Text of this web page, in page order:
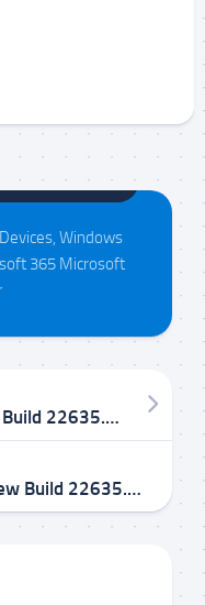
Windows
365 Microsoft
Windows 11 Insider Preview Build 22635.4435 KB5044377 no Canal Beta
Windows 11 Insider Preview Build 22635.4371 KB504498 no Canal Beta